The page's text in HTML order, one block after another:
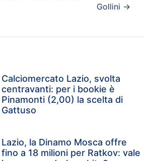
Gollini →
Calciomercato Lazio, svolta
centravanti: per i bookie è
Pinamonti (2,00) la scelta di
Gattuso
Lazio, la Dinamo Mosca offre
fino a 18 milioni per Ratkov: vale